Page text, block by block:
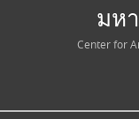
มห
Center for